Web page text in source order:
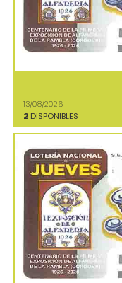
13/08/2026
2 DISPONIBLES